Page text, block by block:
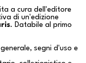
a cura dell'editore
di un'edizione
. Databile al primo
segni d'uso e